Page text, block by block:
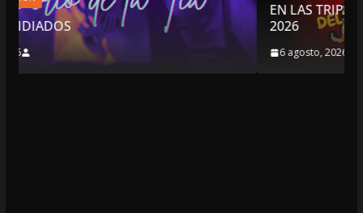
EN LAS TRIPAS DEL JAGUAR: 06 DE AGOSTO DE
2026
6 agosto, 2026